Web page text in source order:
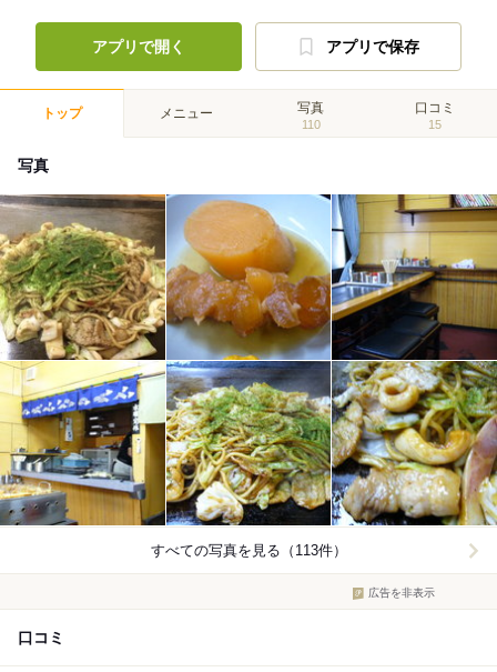
アプリで開く アプリで保存
トップ メニュー 写真
110
口コミ
15
写真
すべての写真を見る（113件）
広告を非表示
口コミ